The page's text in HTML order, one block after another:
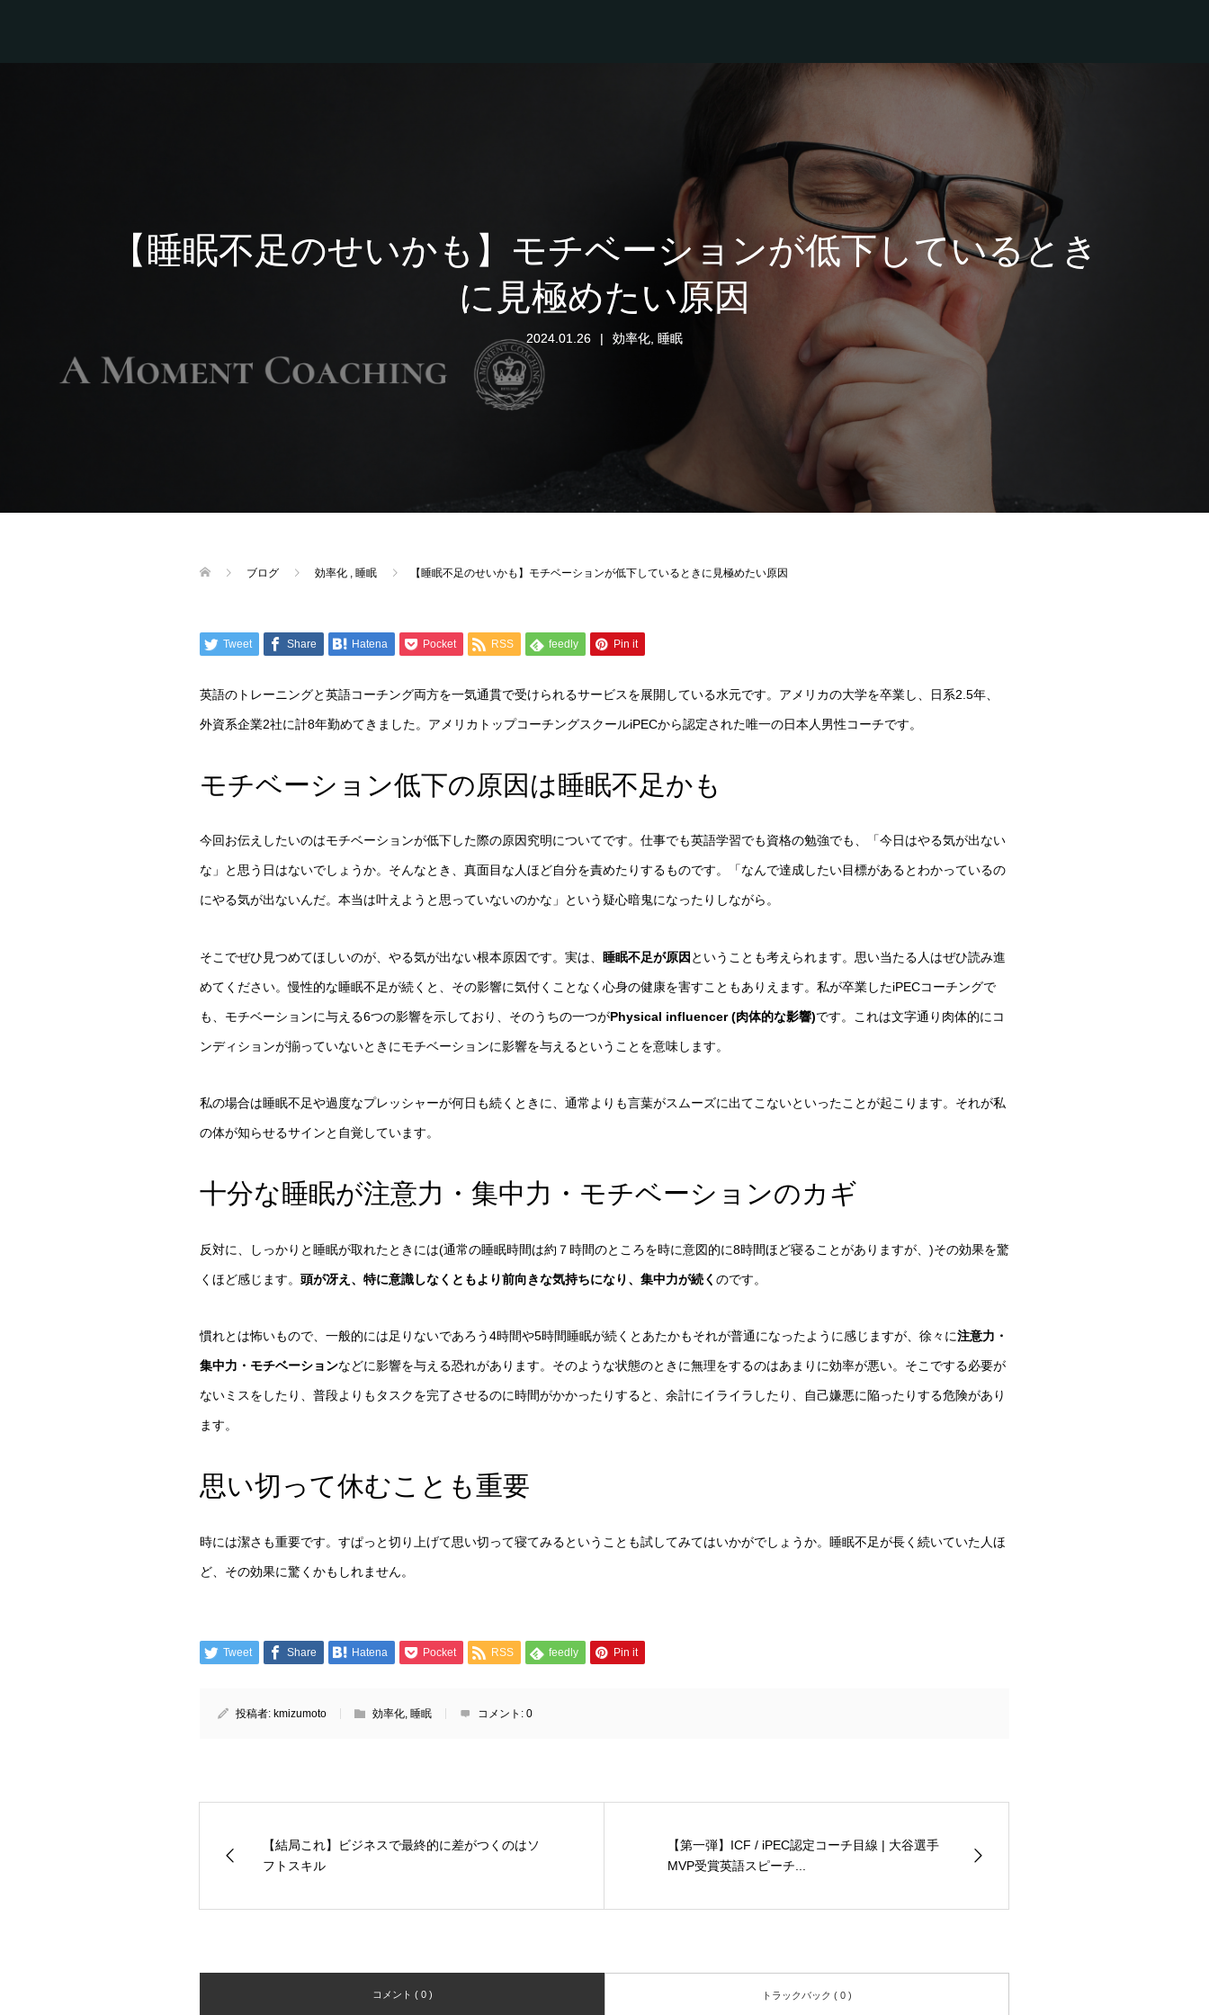
【睡眠不足のせいかも】モチベーションが低下しているとき
に見極めたい原因
2024.01.26 効率化 睡眠
ブログ 効率化 睡眠 【睡眠不足のせいかも】モチベーションが低下しているときに見極めたい原因
Tweet Share Hatena Pocket RSS feedly Pin it
英語のトレーニングと英語コーチング両方を一気通貫で受けられるサービスを展開している水元です。アメリカの大学を卒業し、日系2.5年、
外資系企業2社に計8年勤めてきました。アメリカトップコーチングスクールiPECから認定された唯一の日本人男性コーチです。
モチベーション低下の原因は睡眠不足かも
今回お伝えしたいのはモチベーションが低下した際の原因究明についてです。仕事でも英語学習でも資格の勉強でも、「今日はやる気が出ない
な」と思う日はないでしょうか。そんなとき、真面目な人ほど自分を責めたりするものです。「なんで達成したい目標があるとわかっているの
にやる気が出ないんだ。本当は叶えようと思っていないのかな」という疑心暗鬼になったりしながら。
そこでぜひ見つめてほしいのが、やる気が出ない根本原因です。実は、 睡眠不足が原因ということも考えられます。思い当たる人はぜひ読み進
めてください。慢性的な睡眠不足が続くと、その影響に気付くことなく心身の健康を害すこともありえます。私が卒業したiPECコーチングで
も、モチベーションに与える6つの影響を示しており、そのうちの一つがPhysical influencer (肉体的な影響)です。これは文字通り肉体的にコ
ンディションが揃っていないときにモチベーションに影響を与えるということを意味します。
私の場合は睡眠不足や過度なプレッシャーが何日も続くときに、通常よりも言葉がスムーズに出てこないといったことが起こります。それが私
の体が知らせるサインと自覚しています。
十分な睡眠が注意力・集中力・モチベーションのカギ
反対に、しっかりと睡眠が取れたときには(通常の睡眠時間は約７時間のところを時に意図的に8時間ほど寝ることがありますが、)その効果を驚
くほど感じます。 頭が冴え、特に意識しなくともより前向きな気持ちになり、集中力が続く のです。
慣れとは怖いもので、一般的には足りないであろう4時間や5時間睡眠が続くとあたかもそれが普通になったように感じますが、徐々に注意力・
集中力・モチベーションなどに影響を与える恐れがあります。そのような状態のときに無理をするのはあまりに効率が悪い。そこでする必要が
ないミスをしたり、普段よりもタスクを完了させるのに時間がかかったりすると、余計にイライラしたり、自己嫌悪に陥ったりする危険があり
ます。
思い切って休むことも重要
時には潔さも重要です。すぱっと切り上げて思い切って寝てみるということも試してみてはいかがでしょうか。睡眠不足が長く続いていた人ほ
ど、その効果に驚くかもしれません。
Tweet Share Hatena Pocket RSS feedly Pin it
投稿者: kmizumoto 効率化 睡眠 コメント: 0
【結局これ】ビジネスで最終的に差がつくのはソ
フトスキル
【第一弾】ICF / iPEC認定コーチ目線 | 大谷選手
MVP受賞英語スピーチ...
コメント ( 0 ) トラックバック ( 0 )